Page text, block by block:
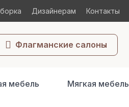
Дизайнерам Контакты
Флагманские салоны
мебель Мягкая мебель